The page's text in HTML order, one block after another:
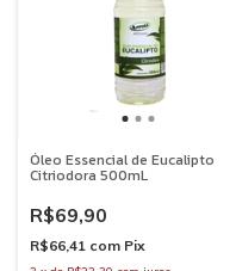
Óleo Essencial de Eucalipto
Citriodora 500mL
R$69,90
R$66,41 com Pix